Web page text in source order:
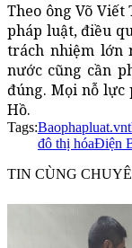
Theo ông Võ
pháp luật, điều
trách nhiệm lớn
nước cũng cần
đúng. Mọi nỗ lực
Hồ.
Tags:Baophapluat.vn
đô thị hóaĐiện
TIN CÙNG